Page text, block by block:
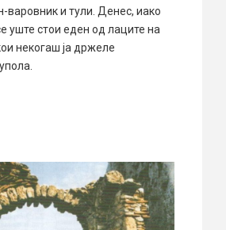
варовник и тули. Денес, иако
уште стои еден од лаците на
некогаш ја држеле